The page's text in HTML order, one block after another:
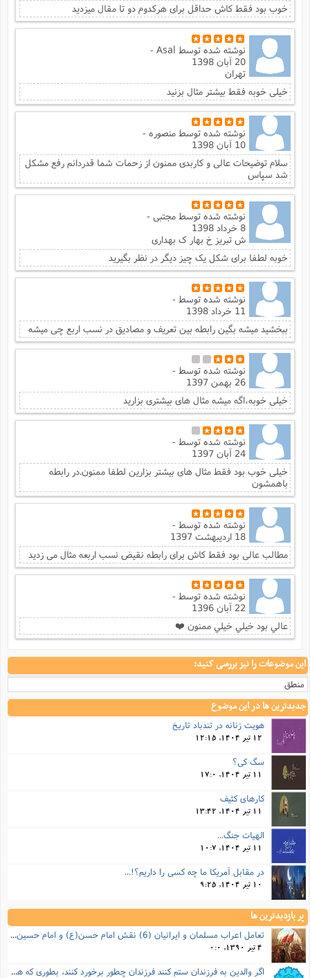
خوب بود فقط کاش حداقل برای هرکدوم دو تا مقال میزدید
نوشته شده توسطAsal -
20 آبان 1398
تهران
خیلی خوبه فقط بیشتر مثال بزنید
نوشته شده توسطمنصوره -
10 آبان 1398
سلام توضیحات عالی و کاربدی ممنون از زحمات شما قدردانم رفع مشکل
شد سپاس
نوشته شده توسطمجتبی -
8 خرداد 1398
ش تبریز خ بهار ک بهداری
خوبه لطفا برای شکل یک چیز دیگر در نظر بگیرید
نوشته شده توسط-
11 خرداد 1398
ببخشید میشه بگین رابطه بین تعریف و مصادیق در نسب اربع چی میشه
نوشته شده توسط-
26 بهمن 1397
خیلی خوبه،اگه میشه مثال های بیشتری بزارید
نوشته شده توسط-
24 آبان 1397
خیلی خوب بود فقط مثال های بیشتر بزارین لطفا ممنون.در رابطه
باهمشون
نوشته شده توسط-
18 اردیبهشت 1397
مطالب عالی بود فقط کاش برای رابطه نقیض نسب اربعه مثال می زدید
نوشته شده توسط-
22 آبان 1396
عالي بود خيلي خيلي ممنون ❤️
این موضوعات را نیز بررسی کنید:
منطق
جدیدترین ها در این موضوع
هویت زنانه در تندباد تاریخ
12 تیر 1404, 12:15
سگ کی؟
11 تیر 1404, 17:0
کارهای کثیف
11 تیر 1404, 13:42
الهیات جنگ...
11 تیر 1404, 10:7
در مقابل آمریکا ما چه کسی را داریم؟!...
10 تیر 1404, 9:25
پر بازدیدترین ها
تعامل اعراب مسلمان و ایرانیان (6) نقش امام حسن(ع) و امام حسین(ع) در فتح ایران
4 تیر 1390, 0:0
اگر والدین به فرزندان ستم کنند فرزندان چطور برخورد کنند، بطوری که هم موجب ناراحتی آنها نشود و هم بتوانند آنها را امر به معروف و نهی از منکر کنند، و اگر نصیحت تأثیر نداشت چطور باید با آنها برخورد کرد؟